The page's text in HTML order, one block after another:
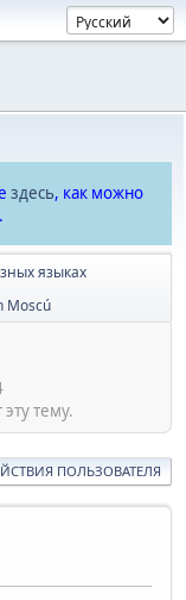
здесь, как можно
языках
Moscú
тему.
ПОЛЬЗОВАТЕЛЯ